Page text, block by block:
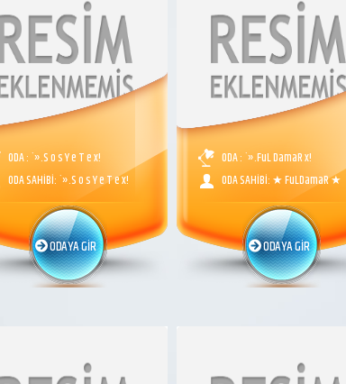
ODA : `».S o s Y e T e x!
ODA SAHİBİ: `».S o s Y e T e x!
ODAYA GİR
ODA : `».FuL DamaR x!
ODA SAHİBİ: ★ FuLDamaR ★
ODAYA GİR